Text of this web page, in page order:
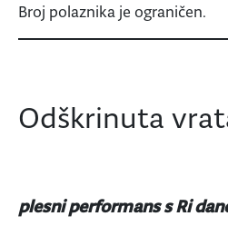
Broj polaznika je ograničen.
Odškrinuta
plesni performans s Ri